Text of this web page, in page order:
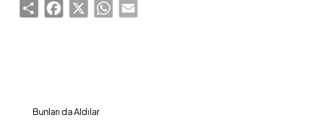
ShareFacebook
X WhatsApp
Email
Bunları da Aldılar